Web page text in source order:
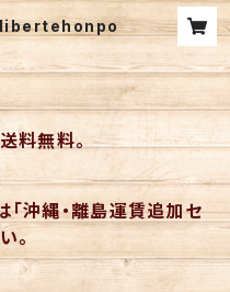
| libertehonpo
料無料。
「沖縄・離島運賃追加セ
。